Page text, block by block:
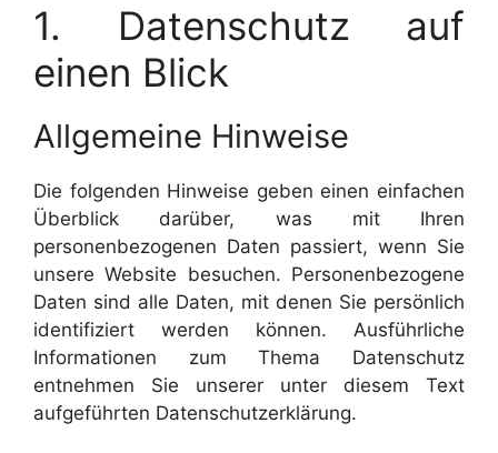
1. Datenschutz auf
einen Blick
Allgemeine Hinweise
Die folgenden Hinweise geben einen einfachen
Überblick darüber, was mit Ihren
personenbezogenen Daten passiert, wenn Sie
unsere Website besuchen. Personenbezogene
Daten sind alle Daten, mit denen Sie persönlich
identifiziert werden können. Ausführliche
Informationen zum Thema Datenschutz
entnehmen Sie unserer unter diesem Text
aufgeführten Datenschutzerklärung.